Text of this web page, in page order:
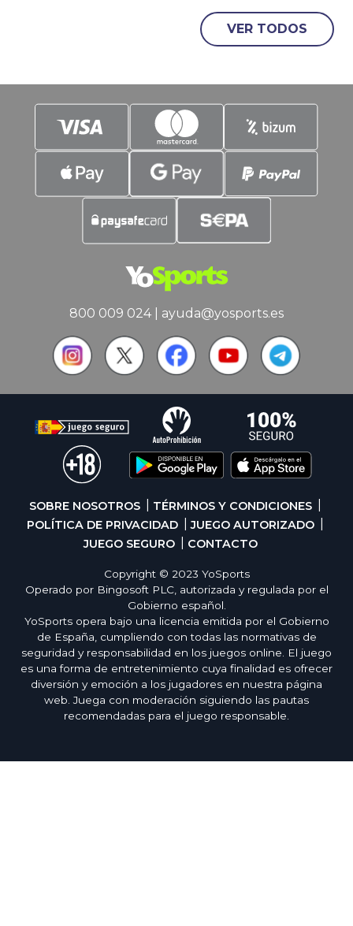
momento. Todo hace indicar que
agosto será el mes de la reaparición del
VER TODOS
800 009 024| ayuda@yosports.es
SOBRE NOSOTROS
TÉRMINOS Y CONDICIONES
POLÍTICA DE PRIVACIDAD
JUEGO AUTORIZADO
JUEGO SEGURO
CONTACTO
Copyright © 2023 YoSports
Operado por Bingosoft PLC, autorizada y regulada por el
Gobierno español.
YoSports opera bajo una licencia emitida por el Gobierno
de España, cumpliendo con todas las normativas de
seguridad y responsabilidad en los juegos online. El juego
es una forma de entretenimiento cuya finalidad es ofrecer
diversión y emoción a los jugadores en nuestra página
web. Juega con moderación siguiendo las pautas
recomendadas para el juego responsable.